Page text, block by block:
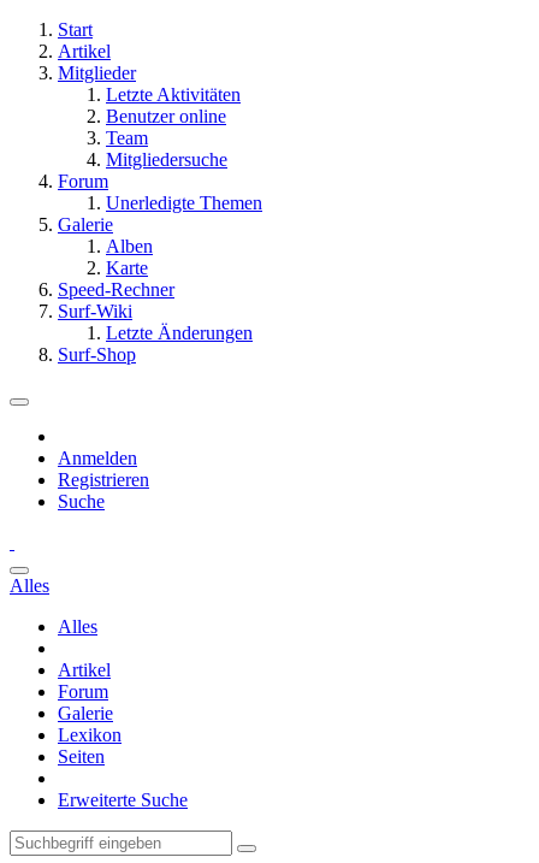
Start
Artikel
Mitglieder
Letzte Aktivitäten
Benutzer online
Team
Mitgliedersuche
Forum
Unerledigte Themen
Galerie
Alben
Karte
Speed-Rechner
Surf-Wiki
Letzte Änderungen
Surf-Shop
Anmelden
Registrieren
Suche
Alles
Alles
Artikel
Forum
Galerie
Lexikon
Seiten
Erweiterte Suche